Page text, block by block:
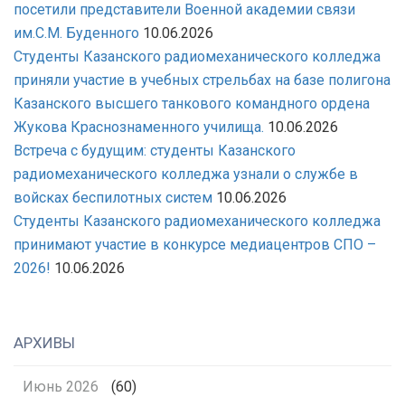
посетили представители Военной академии связи
им.С.М. Буденного 10.06.2026
Студенты Казанского радиомеханического колледжа
приняли участие в учебных стрельбах на базе полигона
Казанского высшего танкового командного ордена
Жукова Краснознаменного училища. 10.06.2026
Встреча с будущим: студенты Казанского
радиомеханического колледжа узнали о службе в
войсках беспилотных систем 10.06.2026
Студенты Казанского радиомеханического колледжа
принимают участие в конкурсе медиацентров СПО –
2026! 10.06.2026
АРХИВЫ
Июнь 2026 (60)